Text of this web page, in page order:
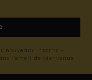
nouveaux inscrits -
l'email de bienvenue